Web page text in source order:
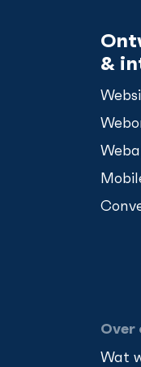
&
Over
Wat